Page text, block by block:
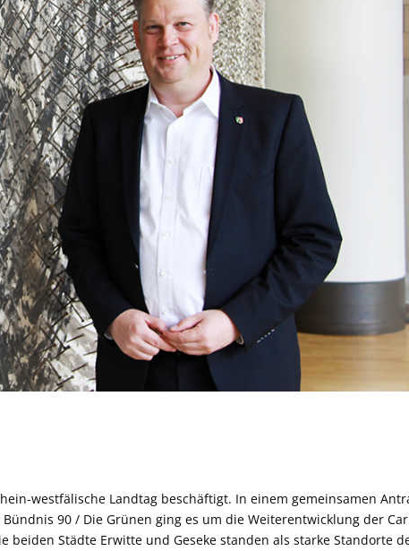
westfälische Landtag beschäftigt. In einem gemeinsamen
90 / Die Grünen ging es um die Weiterentwicklung der
beiden Städte Erwitte und Geseke standen als starke Standorte